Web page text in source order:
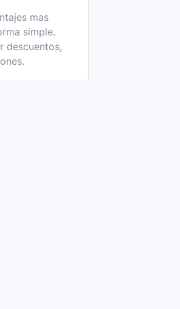
mas
simple.
descuentos,